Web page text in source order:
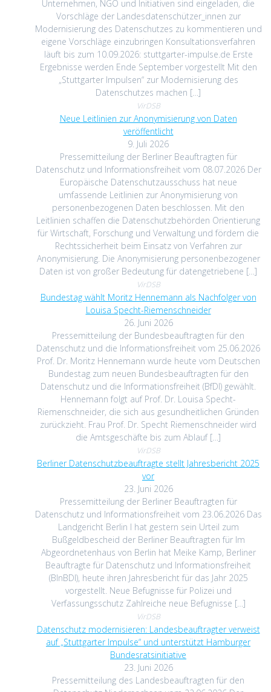
Unternehmen, NGO und Initiativen sind eingeladen, die
Vorschläge der Landesdatenschützer_innen zur
Modernisierung des Datenschutzes zu kommentieren und
eigene Vorschläge einzubringen Konsultationsverfahren
läuft bis zum 10.09.2026: stuttgarter-impulse.de Erste
Ergebnisse werden Ende September vorgestellt Mit den
„Stuttgarter Impulsen“ zur Modernisierung des
Datenschutzes machen […]
VirDSB
Neue Leitlinien zur Anonymisierung von Daten
veröffentlicht
9. Juli 2026
Pressemitteilung der Berliner Beauftragten für
Datenschutz und Informationsfreiheit vom 08.07.2026 Der
Europäische Datenschutzausschuss hat neue
umfassende Leitlinien zur Anonymisierung von
personenbezogenen Daten beschlossen. Mit den
Leitlinien schaffen die Datenschutzbehörden Orientierung
für Wirtschaft, Forschung und Verwaltung und fördern die
Rechtssicherheit beim Einsatz von Verfahren zur
Anonymisierung. Die Anonymisierung personenbezogener
Daten ist von großer Bedeutung für datengetriebene […]
VirDSB
Bundestag wählt Moritz Hennemann als Nachfolger von
Louisa Specht-Riemenschneider
26. Juni 2026
Pressemitteilung der Bundesbeauftragten für den
Datenschutz und die Informationsfreiheit vom 25.06.2026
Prof. Dr. Moritz Hennemann wurde heute vom Deutschen
Bundestag zum neuen Bundesbeauftragten für den
Datenschutz und die Informationsfreiheit (BfDI) gewählt.
Hennemann folgt auf Prof. Dr. Louisa Specht-
Riemenschneider, die sich aus gesundheitlichen Gründen
zurückzieht. Frau Prof. Dr. Specht Riemenschneider wird
die Amtsgeschäfte bis zum Ablauf […]
VirDSB
Berliner Datenschutzbeauftragte stellt Jahresbericht 2025
vor
23. Juni 2026
Pressemitteilung der Berliner Beauftragten für
Datenschutz und Informationsfreiheit vom 23.06.2026 Das
Landgericht Berlin I hat gestern sein Urteil zum
Bußgeldbescheid der Berliner Beauftragten für Im
Abgeordnetenhaus von Berlin hat Meike Kamp, Berliner
Beauftragte für Datenschutz und Informationsfreiheit
(BlnBDI), heute ihren Jahresbericht für das Jahr 2025
vorgestellt. Neue Befugnisse für Polizei und
Verfassungsschutz Zahlreiche neue Befugnisse […]
VirDSB
Datenschutz modernisieren: Landesbeauftragter verweist
auf „Stuttgarter Impulse“ und unterstützt Hamburger
Bundesratsinitiative
23. Juni 2026
Pressemitteilung des Landesbeauftragten für den